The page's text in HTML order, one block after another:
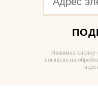
Нажимая кнопку
согласие на